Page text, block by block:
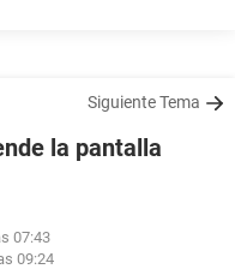
Siguiente Tema
la pantalla
07:43
09:24